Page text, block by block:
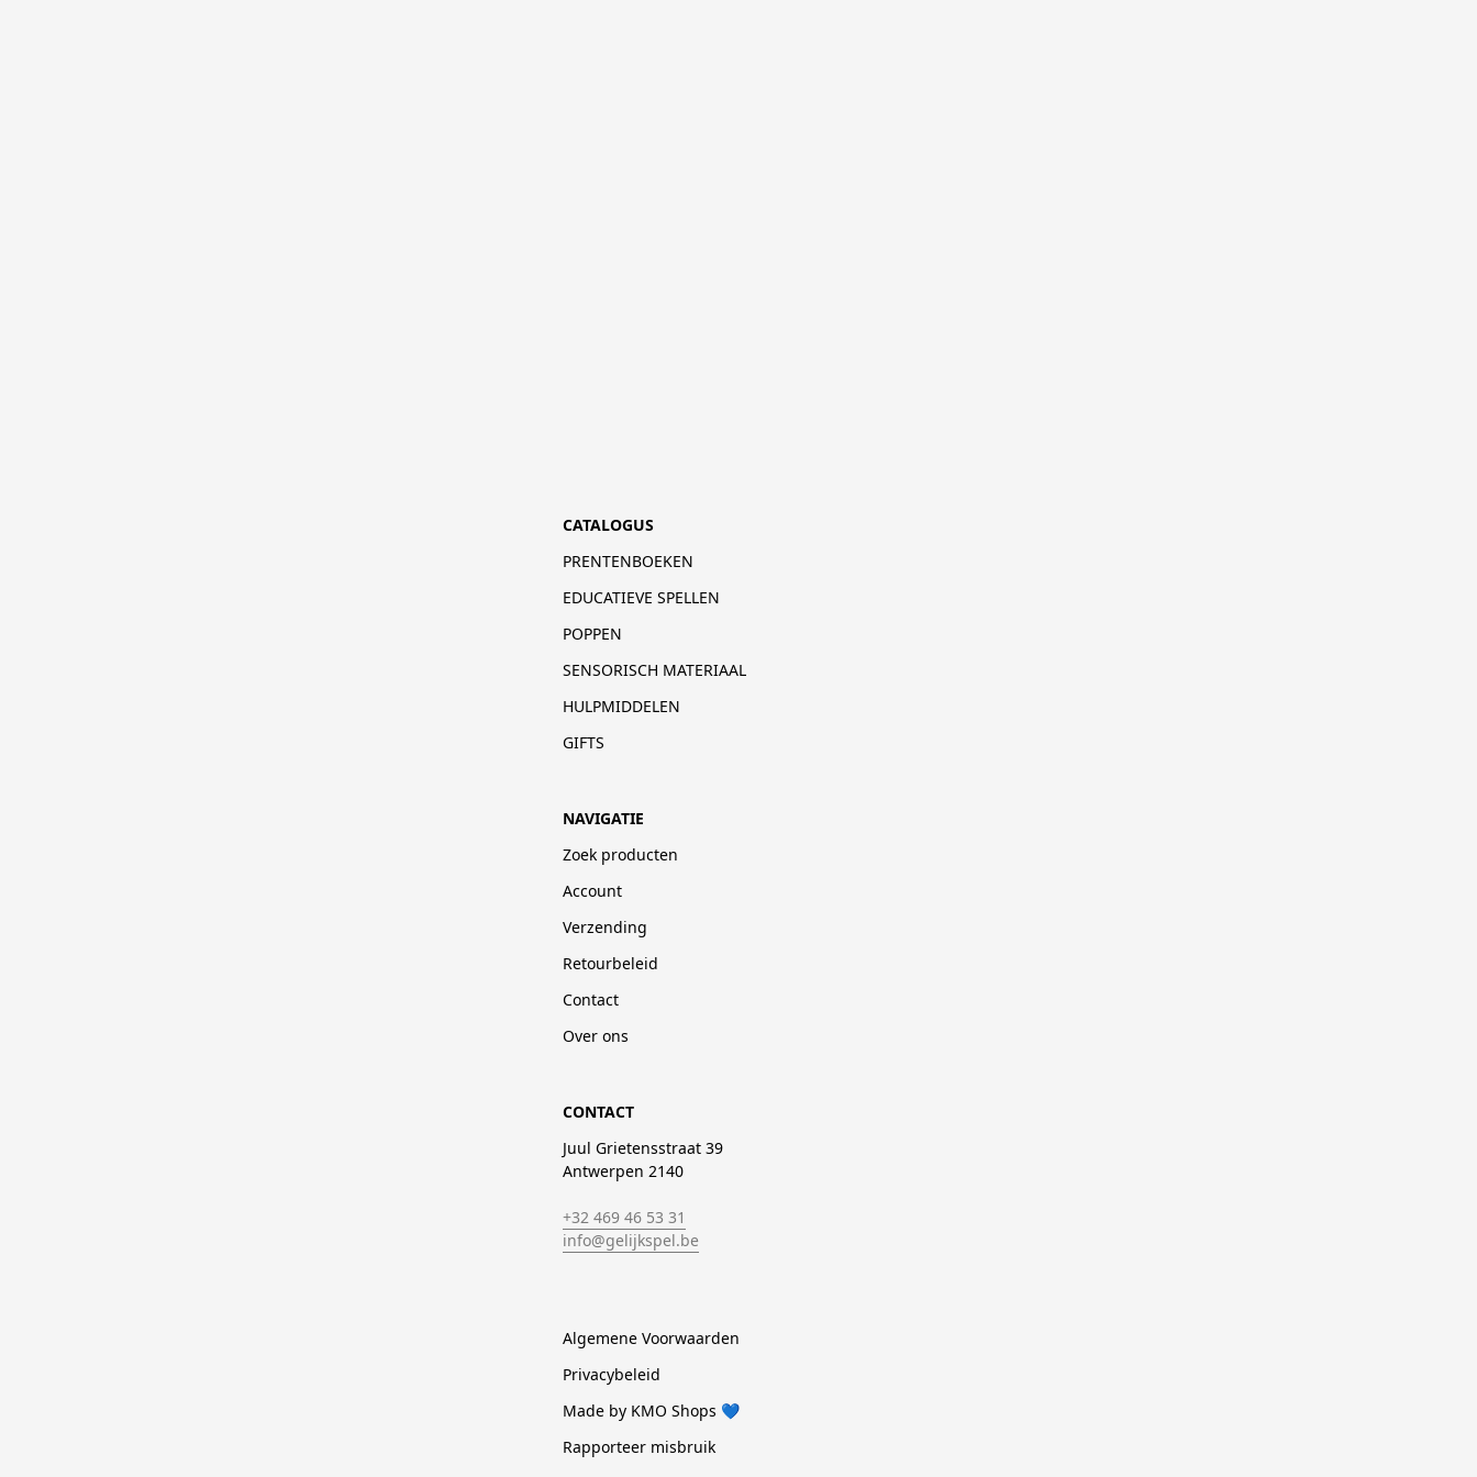
CATALOGUS
PRENTENBOEKEN
EDUCATIEVE SPELLEN
POPPEN
SENSORISCH MATERIAAL
HULPMIDDELEN
GIFTS
NAVIGATIE
Zoek producten
Account
Verzending
Retourbeleid
Contact
Over ons
CONTACT
Juul Grietensstraat 39
Antwerpen 2140
+32 469 46 53 31
info@gelijkspel.be
Algemene Voorwaarden
Privacybeleid
Made by KMO Shops 💙
Rapporteer misbruik